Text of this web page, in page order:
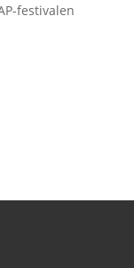
festivalen